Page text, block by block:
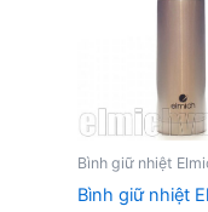
Bình giữ nhiệt
Bình giữ nhiệt